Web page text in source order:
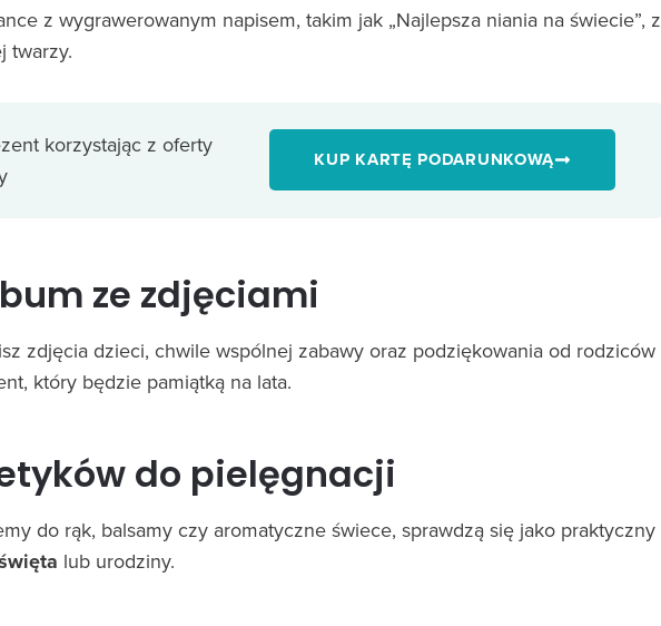
z wygrawerowanym napisem, takim jak „Najlepsza niania na świecie”, z
twarzy.
korzystając z oferty
KUP KARTĘ PODARUNKOWĄ
ze zdjęciami
zdjęcia dzieci, chwile wspólnej zabawy oraz podziękowania od rodziców
który będzie pamiątką na lata.
do pielęgnacji
do rąk, balsamy czy aromatyczne świece, sprawdzą się jako praktyczny
lub urodziny.